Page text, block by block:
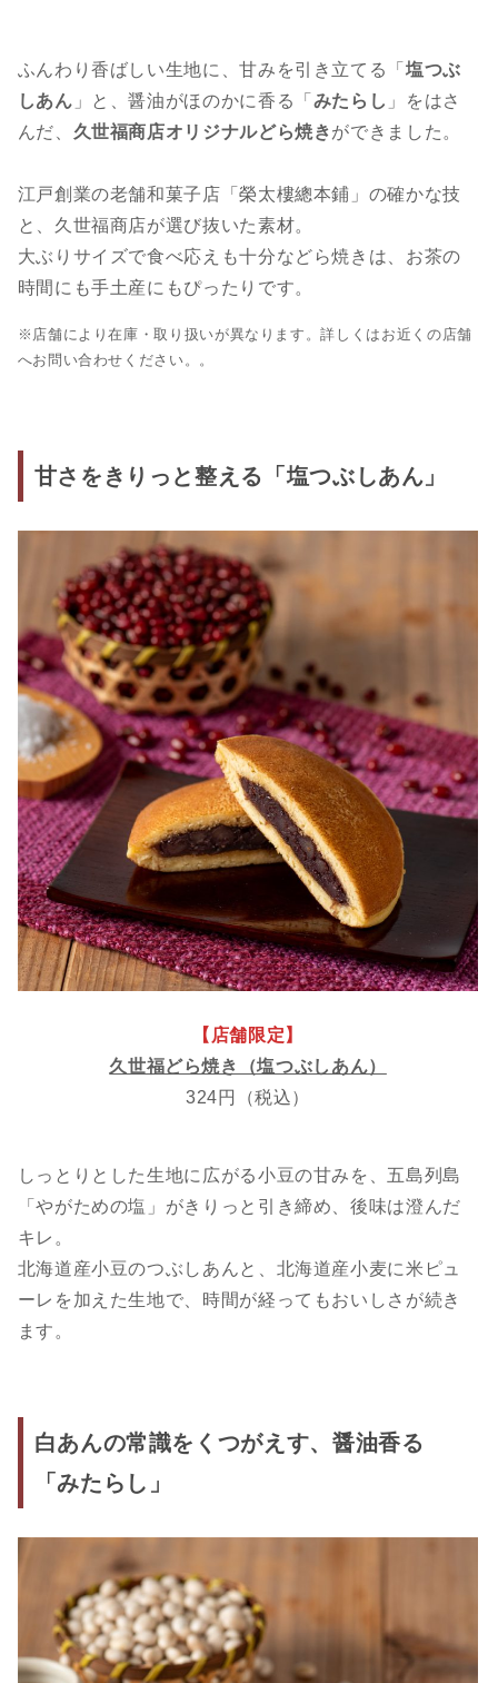
ふんわり香ばしい生地に、甘みを引き立てる「塩つぶ
しあん 」と、醤油がほのかに香る「 みたらし 」をはさ
んだ、 久世福商店オリジナルどら焼きができました。
江戸創業の老舗和菓子店「榮太樓總本鋪」の確かな技
と、久世福商店が選び抜いた素材。
大ぶりサイズで食べ応えも十分などら焼きは、お茶の
時間にも手土産にもぴったりです。
※店舗により在庫・取り扱いが異なります。詳しくはお近くの店舗
へお問い合わせください。。
甘さをきりっと整える「塩つぶしあん」
【店舗限定】
久世福どら焼き（塩つぶしあん）
324円（税込）
しっとりとした生地に広がる小豆の甘みを、五島列島
「やがための塩」がきりっと引き締め、後味は澄んだ
キレ。
北海道産小豆のつぶしあんと、北海道産小麦に米ピュ
ーレを加えた生地で、時間が経ってもおいしさが続き
ます。
白あんの常識をくつがえす、醤油香る
「みたらし」